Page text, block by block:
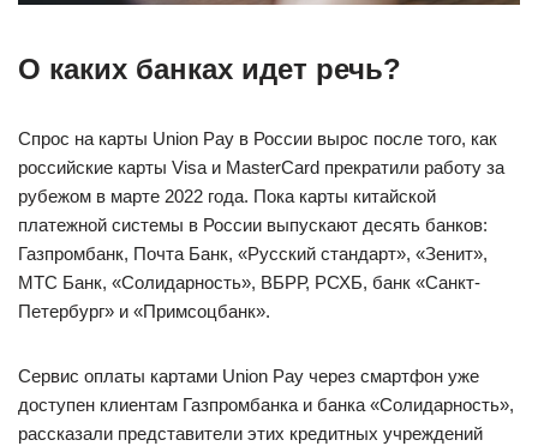
О каких банках идет речь?
Спрос на карты Union Pay в России вырос после того, как
российские карты Visa и MasterCard прекратили работу за
рубежом в марте 2022 года. Пока карты китайской
платежной системы в России выпускают десять банков:
Газпромбанк, Почта Банк, «Русский стандарт», «Зенит»,
МТС Банк, «Солидарность», ВБРР, РСХБ, банк «Санкт-
Петербург» и «Примсоцбанк».
Сервис оплаты картами Union Pay через смартфон уже
доступен клиентам Газпромбанка и банка «Солидарность»,
рассказали представители этих кредитных учреждений